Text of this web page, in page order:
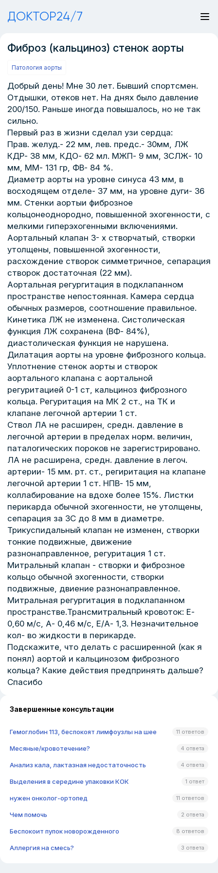
ДОКТОР24/7
Фиброз (кальциноз) стенок аорты
Патология аорты
Добрый день! Мне 30 лет. Бывший спортсмен.
Отдышки, отеков нет. На днях было давление
200/150. Раньше иногда повышалось, но не так
сильно.
Первый раз в жизни сделал узи сердца:
Прав. желуд.- 22 мм, лев. предс.- 30мм, ЛЖ
КДР- 38 мм, КДО- 62 мл. МЖП- 9 мм, ЗСЛЖ- 10
мм, ММ- 131 гр, ФВ- 84 %.
Диаметр аорты на уровне синуса 43 мм, в
восходящем отделе- 37 мм, на уровне дуги- 36
мм. Стенки аортыи фиброзное
кольцонеоднородно, повышенной эхогенности, с
мелкими гиперэхогенными включениями.
Аортальный клапан 3- х створчатый, створки
утолщены, повышенной эхогенности,
расхождение створок симметричное, сепарация
створок достаточная (22 мм).
Аортальная регургитация в подклапанном
пространстве непостоянная. Камера сердца
обычных размеров, соотношение правильное.
Кинетика ЛЖ не изменена. Систолическая
функция ЛЖ сохранена (ВФ- 84%),
диастолическая функция не нарушена.
Дилатация аорты на уровне фиброзного кольца.
Уплотнение стенок аорты и створок
аортального клапана с аортальной
регуритацией 0-1 ст, кальциноз фиброзного
кольца. Регуритация на МК 2 ст., на ТК и
клапане легочной артерии 1 ст.
Ствол ЛА не расширен, средн. давление в
легочной артерии в пределах норм. величин,
паталогических пороков не зарегистрировано.
ЛА не расширена, средн. давление в легоч.
артерии- 15 мм. рт. ст., региритация на клапане
легочной артерии 1 ст. НПВ- 15 мм,
коллабирование на вдохе более 15%. Листки
перикарда обычной эхогенности, не утолщены,
сепарация за ЗС до 8 мм в диаметре.
Трикуспидальный клапан не изменен, створки
тонкие подвижные, движение
разнонаправленное, регуритация 1 ст.
Митральный клапан - створки и фиброзное
кольцо обычной эхогенности, створки
подвижные, двиение разнонаправленное.
Митральная регургитация в подклапанном
пространстве.Трансмитральный кровоток: Е-
0,60 м/с, А- 0,46 м/с, Е/А- 1,3. Незначительное
кол- во жидкости в перикарде.
Подскажите, что делать с расширенной (как я
понял) аортой и кальцинозом фиброзного
кольца? Какие действия предпринять дальше?
Спасибо
Завершенные консультации
Гемоглобин 113, беспокоят лимфоузлы на шее 11 ответов
Месяные/кровотечение? 4 ответа
Анализ кала, лактазная недостаточность 4 ответа
Выделения в середине упаковки КОК 1 ответ
нужен онколог-ортопед 11 ответов
Чем помочь 2 ответа
Беспокоит пупок новорожденного 8 ответов
Аллергия на смесь? 3 ответа